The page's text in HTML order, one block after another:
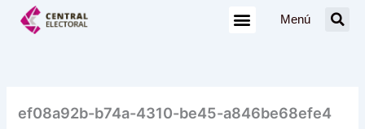
Menú
ef08a92b-b74a-4310-be45-a846be68efe4